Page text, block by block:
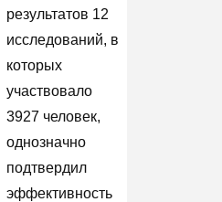
результатов 12
исследований, в
которых
участвовало
3927 человек,
однозначно
подтвердил
эффективность